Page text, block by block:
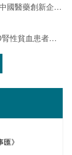
創新引領 穩健提升｜翰森製藥持續位列“中國醫藥創新企業100強”第一梯級
翰森製藥聖羅萊®全國首批發貨，為CKD腎性貧血患者帶來安全長效新選擇
》